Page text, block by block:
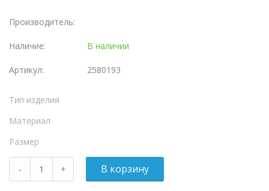
Производитель:
Наличие: В наличии
Артикул: 2580193
Тип изделия
Материал
Размер